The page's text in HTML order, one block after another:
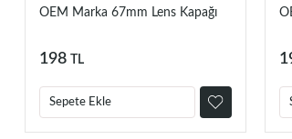
OEM Marka 67mm Lens Kapağı
198 TL
Sepete Ekle